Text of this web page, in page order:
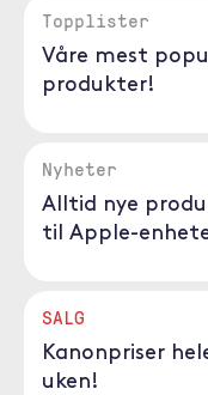
Topplister
Våre mest
produkter!
Nyheter
Alltid nye
til Apple-
SALG
Kanonpriser
uken!